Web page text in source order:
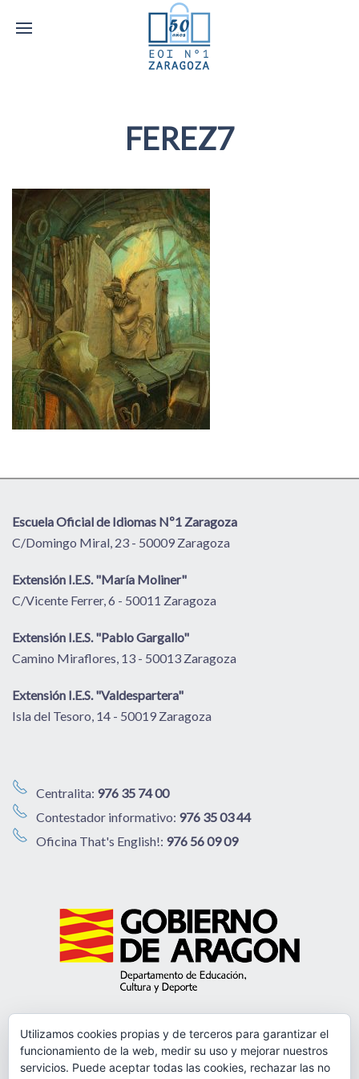
FEREZ7
Escuela Oficial de Idiomas Nº1 Zaragoza
C/Domingo Miral, 23 - 50009 Zaragoza
Extensión I.E.S. "María Moliner"
C/Vicente Ferrer, 6 - 50011 Zaragoza
Extensión I.E.S. "Pablo Gargallo"
Camino Miraflores, 13 - 50013 Zaragoza
Extensión I.E.S. "Valdespartera"
Isla del Tesoro, 14 - 50019 Zaragoza
Centralita: 976 35 74 00
Contestador informativo: 976 35 03 44
Oficina That's English!: 976 56 09 09
Utilizamos cookies propias y de terceros para garantizar el
funcionamiento de la web, medir su uso y mejorar nuestros
servicios. Puede aceptar todas las cookies, rechazar las no